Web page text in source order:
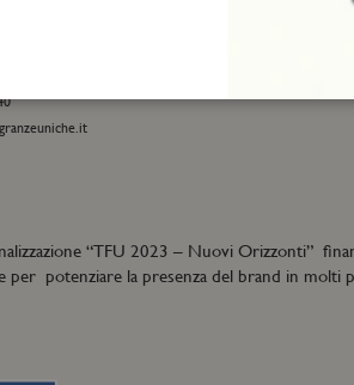
Termini e
“TFU 2023 – Nuovi Orizzonti”
per potenziare la presenza del brand in molti